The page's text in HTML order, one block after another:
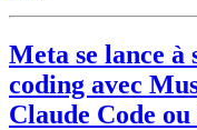
Meta se lance à
coding avec
Claude Code ou